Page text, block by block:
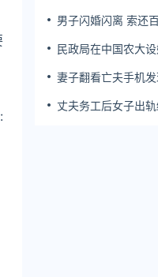
男子闪婚闪离 索还
民政局在中国农大
妻子翻看亡夫手机
丈夫务工后女子出